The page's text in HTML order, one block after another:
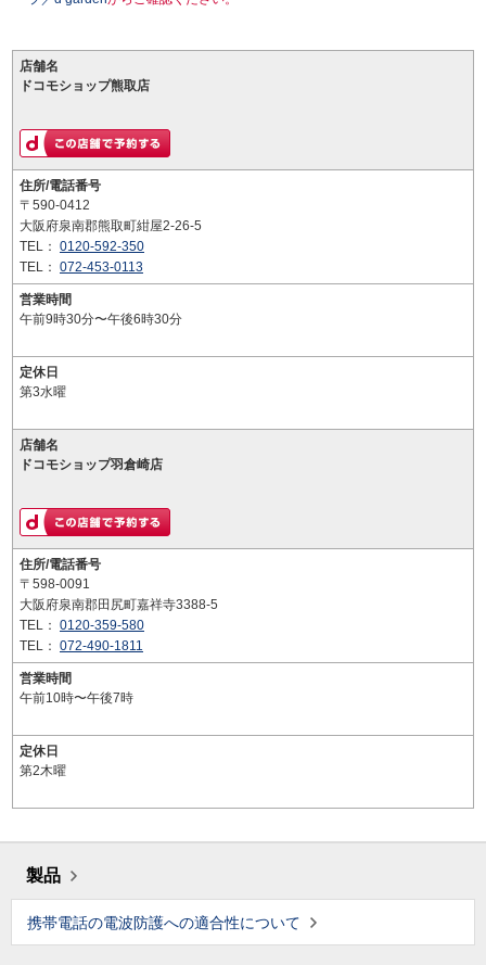
店舗名
ドコモショップ熊取店
住所/電話番号
〒590-0412
大阪府泉南郡熊取町紺屋2-26-5
TEL： 0120-592-350
TEL： 072-453-0113
営業時間
午前9時30分〜午後6時30分
定休日
第3水曜
店舗名
ドコモショップ羽倉崎店
住所/電話番号
〒598-0091
大阪府泉南郡田尻町嘉祥寺3388-5
TEL： 0120-359-580
TEL： 072-490-1811
営業時間
午前10時〜午後7時
定休日
第2木曜
製品
携帯電話の電波防護への適合性について